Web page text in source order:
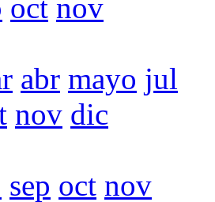
oct nov
abr mayo jul
nov dic
sep oct nov